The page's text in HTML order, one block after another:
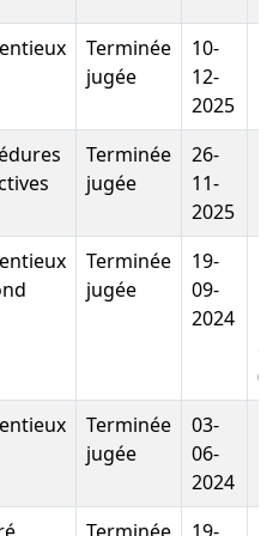
ALPES COTE D'AZUR
3e Arrondissement Cedex
VITON-, 13299 Marseille
au greffe :
inscription est prise
du bien nanti :
12-2025)
Terminée
jugée
10-
12-
2025
Terminée
jugée
26-
11-
2025
Terminée
jugée
19-
09-
2024
Terminée
jugée
03-
06-
2024